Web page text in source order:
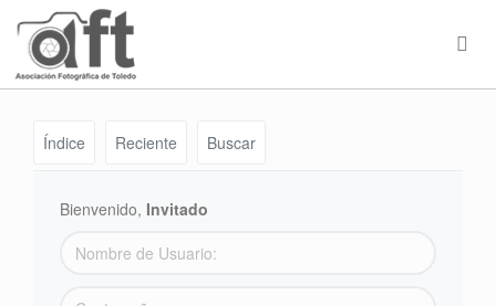
Índice Reciente Buscar
Bienvenido, Invitado